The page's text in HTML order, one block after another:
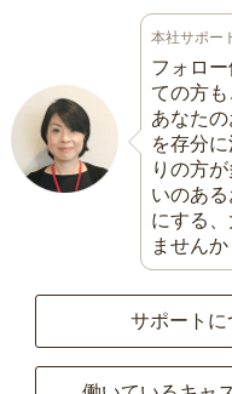
本社サポー
フォロ
ての方も
あなた
を存分
りの方
いのあ
にする
ませんか
サポートに